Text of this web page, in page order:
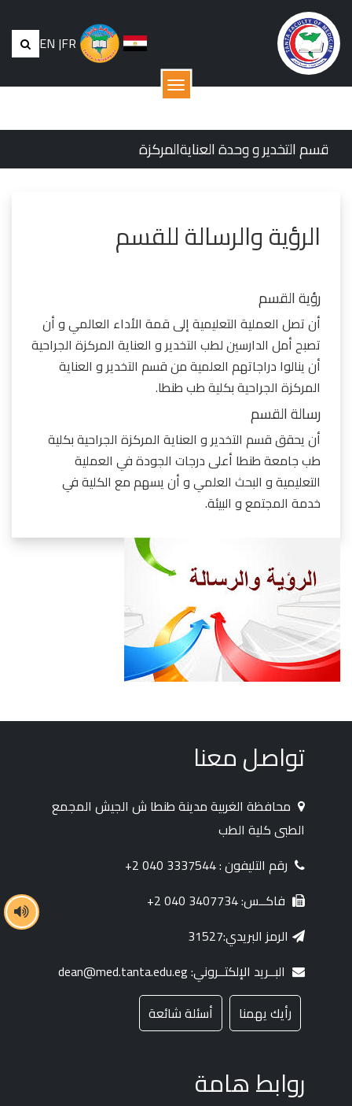
EN |FR
القائمة
قسم التخدير و وحدة العنايةالمركزة
الرؤية والرسالة للقسم
رؤية القسم
أن تصل العملية التعليمية إلى قمة الأداء العالمي و أن
تصبح أمل الدارسين لطب التخدير و العناية المركزة الجراحية
أن ينالوا دراجاتهم العلمية من قسم التخدير و العناية
المركزة الجراحية بكلية طب طنطا.
رسالة القسم
أن يحقق قسم التخدير و العناية المركزة الجراحية بكلية
طب جامعة طنطا أعلى درجات الجودة في العملية
التعليمية و البحث العلمي و أن يسهم مع الكلية في
خدمة المجتمع و البيئة.
تواصل معنا
محافظة الغربية مدينة طنطا ش الجيش المجمع
الطبى كلية الطب
رقم التليفون : 3337544 040 2+
فاكــس: 3407734 040 2+
الرمز البريدي:31527
البــريد الإلكتــروني: dean@med.tanta.edu.eg
رأيك يهمنا
أسئلة شائعة
روابط هامة